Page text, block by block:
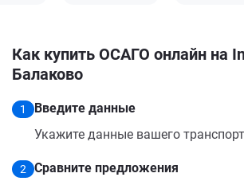
Как купить ОСАГО онлайн на
Балаково
1
Введите данные
Укажите данные вашего
2
Сравните предложения